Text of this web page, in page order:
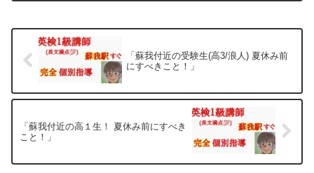
「蘇我付近の受験生(高3/浪人) 夏休み前
にすべきこと！」
「蘇我付近の高１生！ 夏休み前にすべき
こと！」